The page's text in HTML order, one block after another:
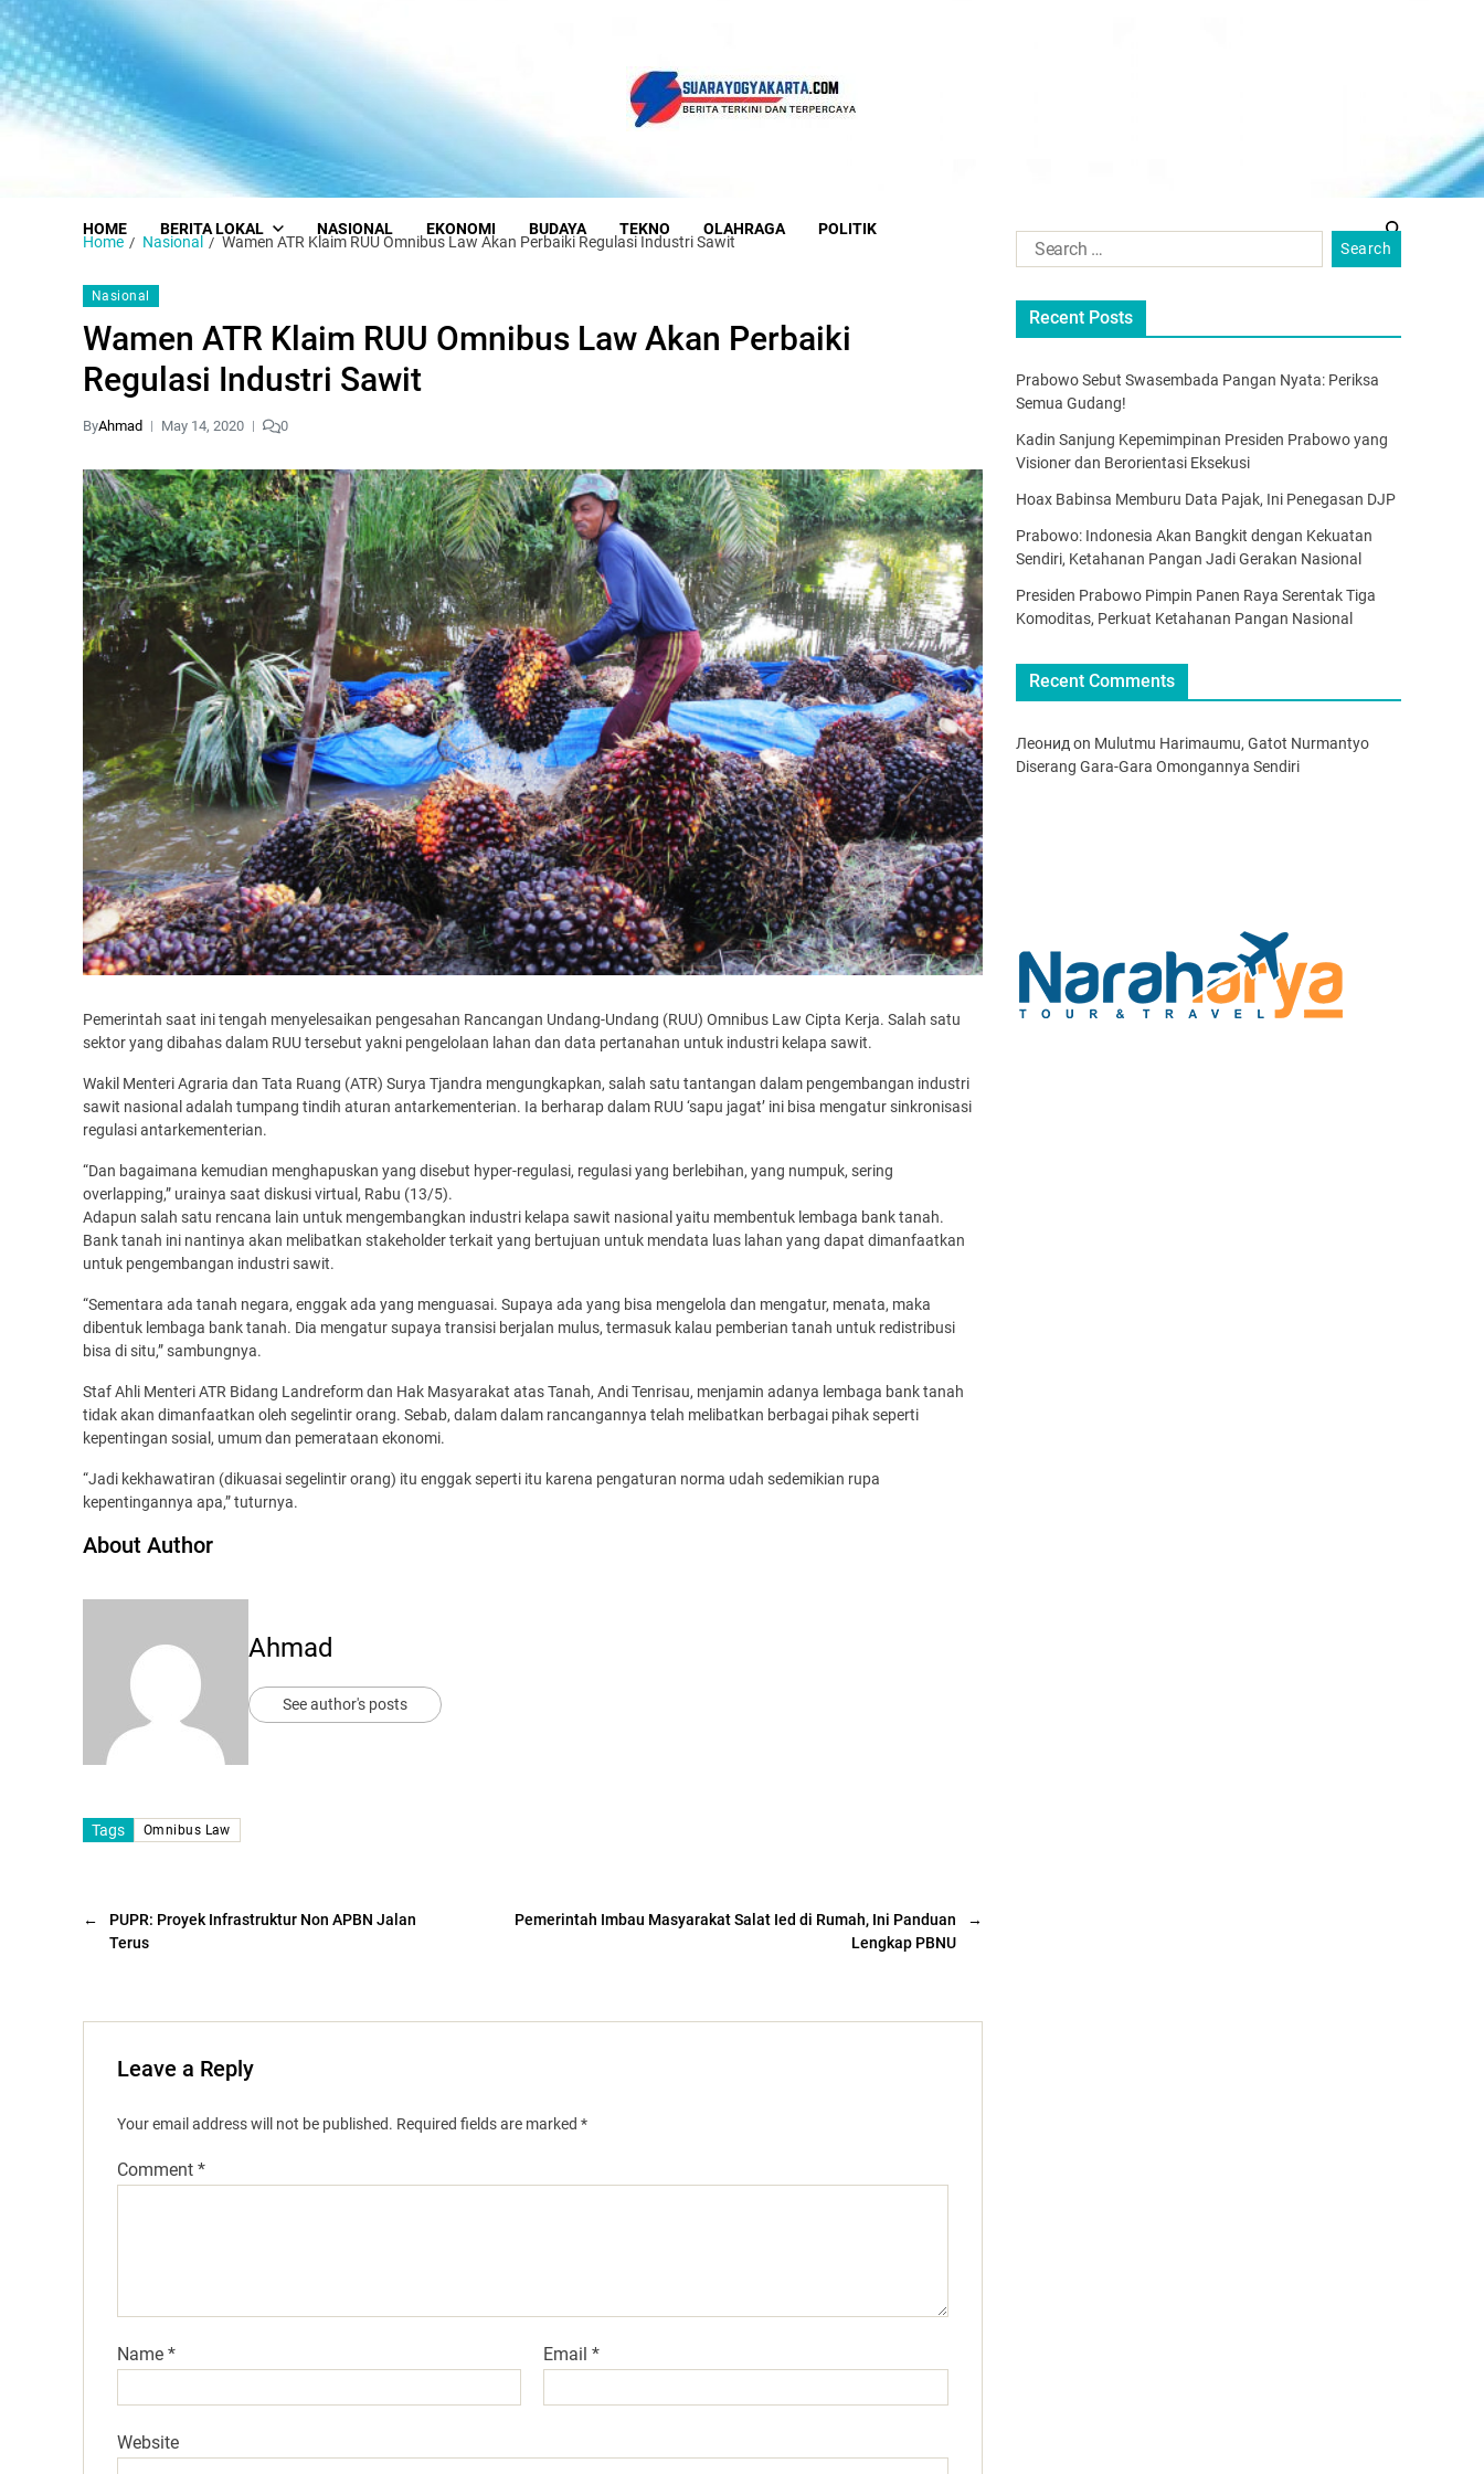
HOME BERITA LOKAL NASIONAL EKONOMI BUDAYA TEKNO OLAHRAGA POLITIK
Home Nasional Wamen ATR Klaim RUU Omnibus Law Akan Perbaiki Regulasi Industri Sawit
Nasional
Wamen ATR Klaim RUU Omnibus Law Akan Perbaiki
Regulasi Industri Sawit
ByAhmad May 14, 2020 0
Pemerintah saat ini tengah menyelesaikan pengesahan Rancangan Undang-Undang (RUU) Omnibus Law Cipta Kerja. Salah satu
sektor yang dibahas dalam RUU tersebut yakni pengelolaan lahan dan data pertanahan untuk industri kelapa sawit.
Wakil Menteri Agraria dan Tata Ruang (ATR) Surya Tjandra mengungkapkan, salah satu tantangan dalam pengembangan industri
sawit nasional adalah tumpang tindih aturan antarkementerian. Ia berharap dalam RUU ‘sapu jagat’ ini bisa mengatur sinkronisasi
regulasi antarkementerian.
“Dan bagaimana kemudian menghapuskan yang disebut hyper-regulasi, regulasi yang berlebihan, yang numpuk, sering
overlapping,” urainya saat diskusi virtual, Rabu (13/5).
Adapun salah satu rencana lain untuk mengembangkan industri kelapa sawit nasional yaitu membentuk lembaga bank tanah.
Bank tanah ini nantinya akan melibatkan stakeholder terkait yang bertujuan untuk mendata luas lahan yang dapat dimanfaatkan
untuk pengembangan industri sawit.
“Sementara ada tanah negara, enggak ada yang menguasai. Supaya ada yang bisa mengelola dan mengatur, menata, maka
dibentuk lembaga bank tanah. Dia mengatur supaya transisi berjalan mulus, termasuk kalau pemberian tanah untuk redistribusi
bisa di situ,” sambungnya.
Staf Ahli Menteri ATR Bidang Landreform dan Hak Masyarakat atas Tanah, Andi Tenrisau, menjamin adanya lembaga bank tanah
tidak akan dimanfaatkan oleh segelintir orang. Sebab, dalam dalam rancangannya telah melibatkan berbagai pihak seperti
kepentingan sosial, umum dan pemerataan ekonomi.
“Jadi kekhawatiran (dikuasai segelintir orang) itu enggak seperti itu karena pengaturan norma udah sedemikian rupa
kepentingannya apa,” tuturnya.
About Author
Ahmad
See author's posts
Tags Omnibus Law
←
PUPR: Proyek Infrastruktur Non APBN Jalan
Terus
→
Pemerintah Imbau Masyarakat Salat Ied di Rumah, Ini Panduan
Lengkap PBNU
Leave a Reply
Your email address will not be published. Required fields are marked *
Comment *
Name * Email*
Website
Recent Posts
Prabowo Sebut Swasembada Pangan Nyata: Periksa
Semua Gudang!
Kadin Sanjung Kepemimpinan Presiden Prabowo yang
Visioner dan Berorientasi Eksekusi
Hoax Babinsa Memburu Data Pajak, Ini Penegasan DJP
Prabowo: Indonesia Akan Bangkit dengan Kekuatan
Sendiri, Ketahanan Pangan Jadi Gerakan Nasional
Presiden Prabowo Pimpin Panen Raya Serentak Tiga
Komoditas, Perkuat Ketahanan Pangan Nasional
Recent Comments
Леонид on Mulutmu Harimaumu, Gatot Nurmantyo
Diserang Gara-Gara Omongannya Sendiri